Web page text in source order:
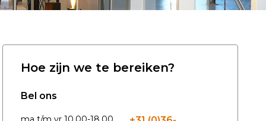
Hoe zijn we te bereiken?
Bel ons